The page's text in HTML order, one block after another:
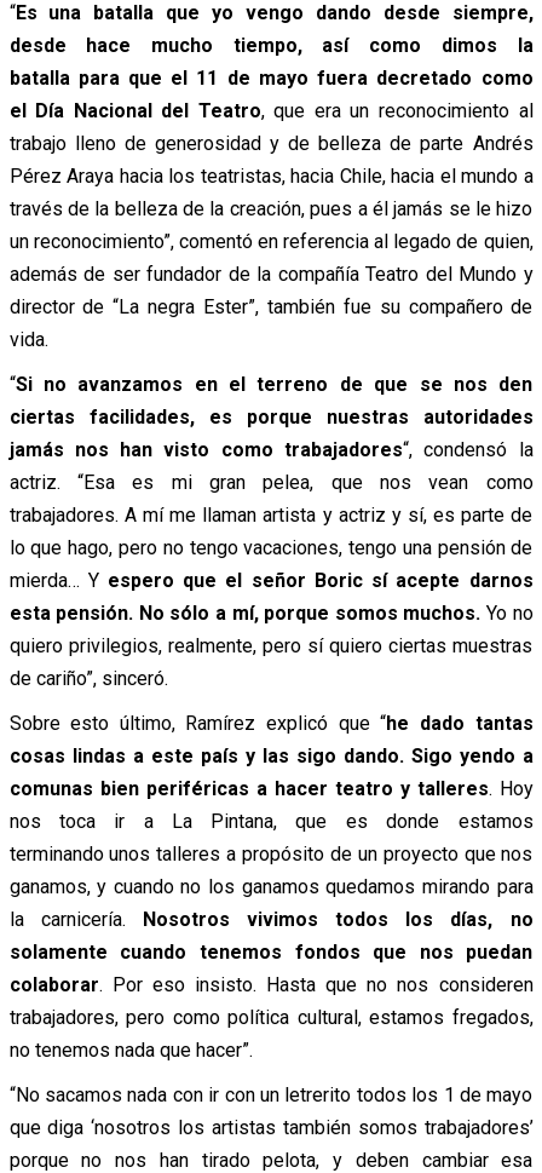
“Es una batalla que yo vengo dando desde siempre,
desde hace mucho tiempo, así como dimos la
batalla para que el 11 de mayo fuera decretado como
el Día Nacional del Teatro, que era un reconocimiento al
trabajo lleno de generosidad y de belleza de parte Andrés
Pérez Araya hacia los teatristas, hacia Chile, hacia el mundo a
través de la belleza de la creación, pues a él jamás se le hizo
un reconocimiento”, comentó en referencia al legado de quien,
además de ser fundador de la compañía Teatro del Mundo y
director de “La negra Ester”, también fue su compañero de
vida.
“Si no avanzamos en el terreno de que se nos den
ciertas facilidades, es porque nuestras autoridades
jamás nos han visto como trabajadores“, condensó la
actriz. “Esa es mi gran pelea, que nos vean como
trabajadores. A mí me llaman artista y actriz y sí, es parte de
lo que hago, pero no tengo vacaciones, tengo una pensión de
mierda… Y espero que el señor Boric sí acepte darnos
esta pensión. No sólo a mí, porque somos muchos. Yo no
quiero privilegios, realmente, pero sí quiero ciertas muestras
de cariño”, sinceró.
Sobre esto último, Ramírez explicó que “he dado tantas
cosas lindas a este país y las sigo dando. Sigo yendo a
comunas bien periféricas a hacer teatro y talleres. Hoy
nos toca ir a La Pintana, que es donde estamos
terminando unos talleres a propósito de un proyecto que nos
ganamos, y cuando no los ganamos quedamos mirando para
la carnicería.
Nosotros vivimos todos los días, no
solamente cuando tenemos fondos que nos puedan
colaborar. Por eso insisto. Hasta que no nos consideren
trabajadores, pero como política cultural, estamos fregados,
no tenemos nada que hacer”.
“No sacamos nada con ir con un letrerito todos los 1 de mayo
que diga ‘nosotros los artistas también somos trabajadores’
porque no nos han tirado pelota, y deben cambiar esa